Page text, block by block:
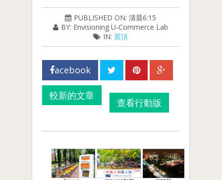
PUBLISHED ON: 清晨6:15
BY: Envisioning U-Commerce Lab
IN:置頂
acebook
較新的文章
查看行動版